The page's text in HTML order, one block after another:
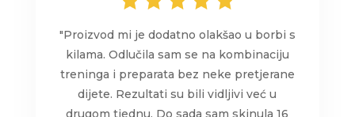
"Proizvod mi je dodatno olakšao u borbi s
kilama. Odlučila sam se na kombinaciju
treninga i preparata bez neke pretjerane
dijete. Rezultati su bili vidljivi već u
drugom tjednu. Do sada sam skinula 16